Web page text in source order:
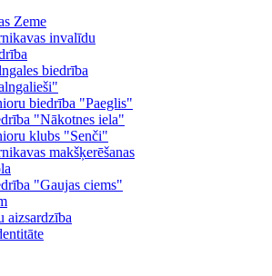
Zeme
invalīdu
biedrība
biedrība "Paeglis"
"Nākotnes iela"
klubs "Senči"
makšķerēšanas
"Gaujas ciems"
aizsardzība